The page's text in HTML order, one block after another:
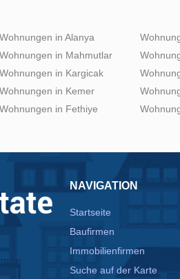
Wohnungen in Alanya
Wohnungen in Mahmutlar
Wohnungen in Kargicak
Wohnungen in Kemer
Wohnungen in Fethiye
NAVIGATION
Startseite
Baufirmen
Immobilienfirmen
Suche auf der Karte